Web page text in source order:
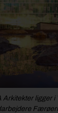
Arkitekter ligger i